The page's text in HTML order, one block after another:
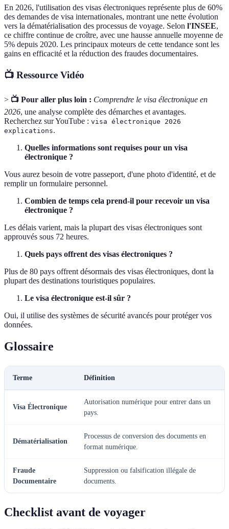
En 2026, l'utilisation des visas électroniques représente plus de 60%
des demandes de visa internationales, montrant une nette évolution
vers la dématérialisation des processus de voyage. Selon l'INSEE,
ce chiffre continue de croître, avec une hausse annuelle moyenne de
5% depuis 2020. Les principaux moteurs de cette tendance sont les
gains en efficacité et la réduction des fraudes documentaires.
📺 Ressource Vidéo
> 📺 Pour aller plus loin : Comprendre le visa électronique en
2026, une analyse complète des démarches et avantages.
Recherchez sur YouTube : visa électronique 2026
explications.
Quelles informations sont requises pour un visa
électronique ?
Vous aurez besoin de votre passeport, d'une photo d'identité, et de
remplir un formulaire personnel.
Combien de temps cela prend-il pour recevoir un visa
électronique ?
Les délais varient, mais la plupart des visas électroniques sont
approuvés sous 72 heures.
Quels pays offrent des visas électroniques ?
Plus de 80 pays offrent désormais des visas électroniques, dont la
plupart des destinations touristiques populaires.
Le visa électronique est-il sûr ?
Oui, il utilise des systèmes de sécurité avancés pour protéger vos
données.
Glossaire
Terme Définition
Visa Électronique
Autorisation numérique pour entrer dans un
pays.
Dématérialisation
Processus de conversion des documents en
format numérique.
Fraude
Documentaire
Suppression ou falsification illégale de
documents.
Checklist avant de voyager